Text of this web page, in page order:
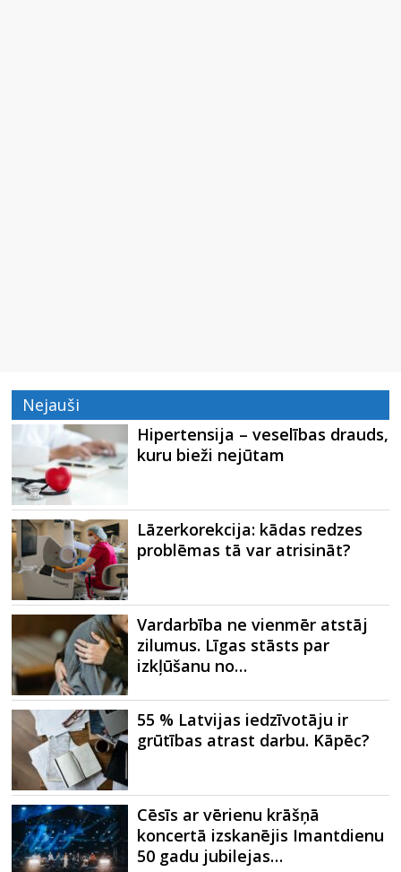
Nejauši
Hipertensija – veselības drauds,
kuru bieži nejūtam
Lāzerkorekcija: kādas redzes
problēmas tā var atrisināt?
Vardarbība ne vienmēr atstāj
zilumus. Līgas stāsts par
izkļūšanu no…
55 % Latvijas iedzīvotāju ir
grūtības atrast darbu. Kāpēc?
Cēsīs ar vērienu krāšņā
koncertā izskanējis Imantdienu
50 gadu jubilejas…